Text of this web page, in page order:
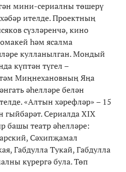
мини-сериалны төшерү
ителде. Проектның
сүзләренчә, кино
һәм ясалма
кулланылган.Мондый
күптән түгел –
Миңнехановның Яңа
әһелләре белән
«Алтын хәрефләр» – 15
гыйбарәт.Сериалда XIX
башы театр әһелләре:
Сәхипҗамал
Габдулла Тукай, Габдулла
күрергә була.Төп